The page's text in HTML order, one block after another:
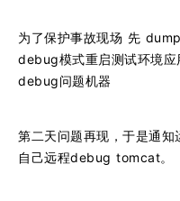
为了保护事故现场 先
debug模式重启测试环境应
debug问题机器
第二天问题再现，于是通知
自己远程debug tomcat。